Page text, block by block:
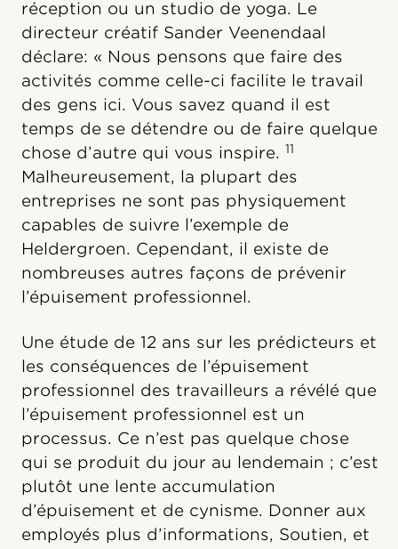
réception ou un studio de yoga. Le
directeur créatif Sander Veenendaal
déclare: « Nous pensons que faire des
activités comme celle-ci facilite le travail
des gens ici. Vous savez quand il est
temps de se détendre ou de faire quelque
chose d’autre qui vous inspire. 11
Malheureusement, la plupart des
entreprises ne sont pas physiquement
capables de suivre l’exemple de
Heldergroen. Cependant, il existe de
nombreuses autres façons de prévenir
l’épuisement professionnel.
Une étude de 12 ans sur les prédicteurs et
les conséquences de l’épuisement
professionnel des travailleurs a révélé que
l’épuisement professionnel est un
processus. Ce n’est pas quelque chose
qui se produit du jour au lendemain ; c’est
plutôt une lente accumulation
d’épuisement et de cynisme. Donner aux
employés plus d’informations, Soutien, et